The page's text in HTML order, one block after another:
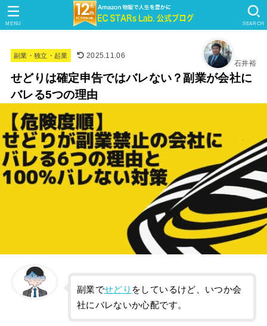
SEARCH
MENU
副業・独立・起業
2025.11.06
石井裕
せどりは確定申告ではバレない？副業が会社に
バレる5つの理由
副業でせどり をしているけど、いつか会
社にバレないか心配です。